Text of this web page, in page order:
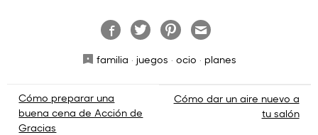
familia · juegos · ocio · planes
Navegación
de
Cómo preparar una
buena cena de Acción de
Gracias
Cómo dar un aire nuevo a
tu salón